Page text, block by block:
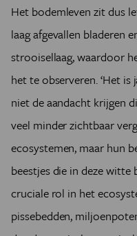
Het bodemleven zit dus
laag afgevallen bladeren
strooisellaag, waardoor
het te observeren. ‘Het
niet de aandacht krijgen
veel minder zichtbaar
ecosystemen, maar hun
beestjes die in deze witte
cruciale rol in het
pissebedden,